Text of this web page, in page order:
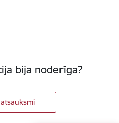
bija noderīga?